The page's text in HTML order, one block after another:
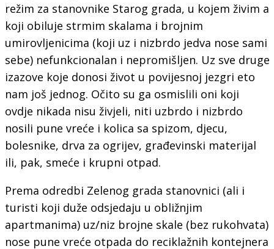
režim za stanovnike Starog grada, u kojem živim a
koji obiluje strmim skalama i brojnim
umirovljenicima (koji uz i nizbrdo jedva nose sami
sebe) nefunkcionalan i nepromišljen. Uz sve druge
izazove koje donosi život u povijesnoj jezgri eto
nam još jednog. Očito su ga osmislili oni koji
ovdje nikada nisu živjeli, niti uzbrdo i nizbrdo
nosili pune vreće i kolica sa spizom, djecu,
bolesnike, drva za ogrijev, građevinski materijal
ili, pak, smeće i krupni otpad.
Prema odredbi Zelenog grada stanovnici (ali i
turisti koji duže odsjedaju u obližnjim
apartmanima) uz/niz brojne skale (bez rukohvata)
nose pune vreće otpada do reciklažnih kontejnera